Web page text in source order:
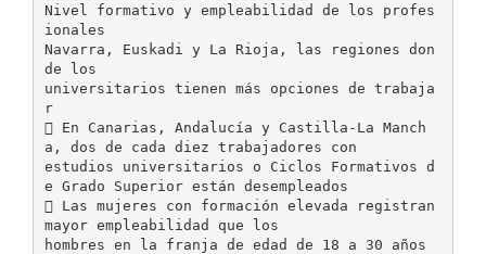
Nivel formativo y empleabilidad de los profes
ionales
Navarra, Euskadi y La Rioja, las regiones don
de los
universitarios tienen más opciones de trabaja
r
 En Canarias, Andalucía y Castilla-La Manch
a, dos de cada diez trabajadores con
estudios universitarios o Ciclos Formativos d
e Grado Superior están desempleados
 Las mujeres con formación elevada registran
mayor empleabilidad que los
hombres en la franja de edad de 18 a 30 años